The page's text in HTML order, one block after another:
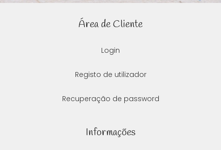
Área de Cliente
Login
Registo de utilizador
Recuperação de password
Informações